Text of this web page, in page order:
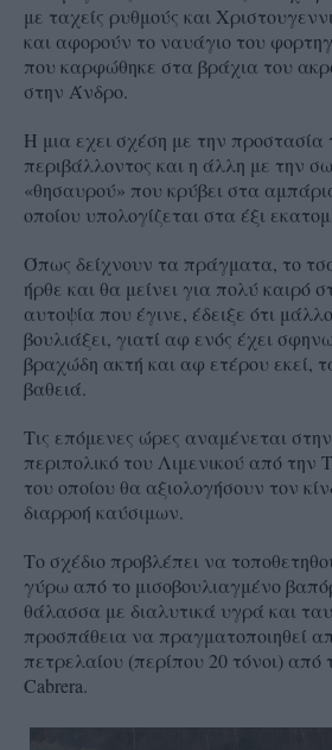
με ταχείς ρυθμούς και
και αφορούν το ναυάγιο του
που καρφώθηκε στα βράχια του
στην Άνδρο.
Η μια εχει σχέση με την προστασία
περιβάλλοντος και η άλλη με την
«θησαυρού» που κρύβει στα
οποίου υπολογίζεται στα έξι
Όπως δείχνουν τα πράγματα, το
ήρθε και θα μείνει για πολύ καιρό
αυτοψία που έγινε, έδειξε ότι
βουλιάξει, γιατί αφ ενός έχει
βραχώδη ακτή και αφ ετέρου εκεί,
βαθειά.
Τις επόμενες ώρες αναμένεται
περιπολικό του Λιμενικού από την
του οποίου θα αξιολογήσουν τον
διαρροή καύσιμων.
Το σχέδιο προβλέπει να
γύρω από το μισοβουλιαγμένο
θάλασσα με διαλυτικά υγρά και
προσπάθεια να πραγματοποιηθεί
πετρελαίου (περίπου 20 τόνοι) από
Cabrera.